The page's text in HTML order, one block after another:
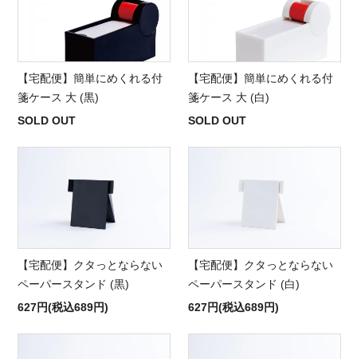
【宅配便】簡単にめくれる付
箋ケース 大 (黒)
SOLD OUT
【宅配便】簡単にめくれる付
箋ケース 大 (白)
SOLD OUT
【宅配便】クタっとならない
ペーパースタンド (黒)
627円(税込689円)
【宅配便】クタっとならない
ペーパースタンド (白)
627円(税込689円)